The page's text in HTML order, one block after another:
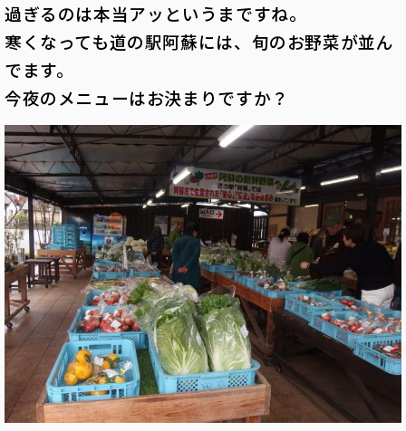
過ぎるのは本当アッというまですね。
寒くなっても道の駅阿蘇には、旬のお野菜が並ん
でます。
今夜のメニューはお決まりですか？